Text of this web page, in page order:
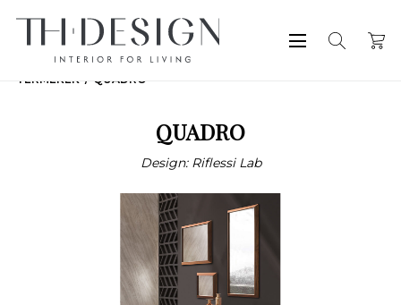
TERMÉKEK QUADRO
QUADRO
Design: Riflessi Lab